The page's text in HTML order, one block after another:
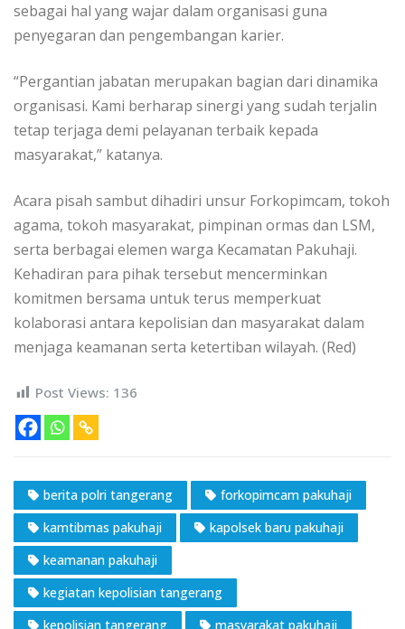
sebagai hal yang wajar dalam organisasi guna
penyegaran dan pengembangan karier.
“Pergantian jabatan merupakan bagian dari dinamika
organisasi. Kami berharap sinergi yang sudah terjalin
tetap terjaga demi pelayanan terbaik kepada
masyarakat,” katanya.
Acara pisah sambut dihadiri unsur Forkopimcam, tokoh
agama, tokoh masyarakat, pimpinan ormas dan LSM,
serta berbagai elemen warga Kecamatan Pakuhaji.
Kehadiran para pihak tersebut mencerminkan
komitmen bersama untuk terus memperkuat
kolaborasi antara kepolisian dan masyarakat dalam
menjaga keamanan serta ketertiban wilayah. (Red)
Post Views: 136
berita polri tangerang
forkopimcam pakuhaji
kamtibmas pakuhaji
kapolsek baru pakuhaji
keamanan pakuhaji
kegiatan kepolisian tangerang
kepolisian tangerang
masyarakat pakuhaji